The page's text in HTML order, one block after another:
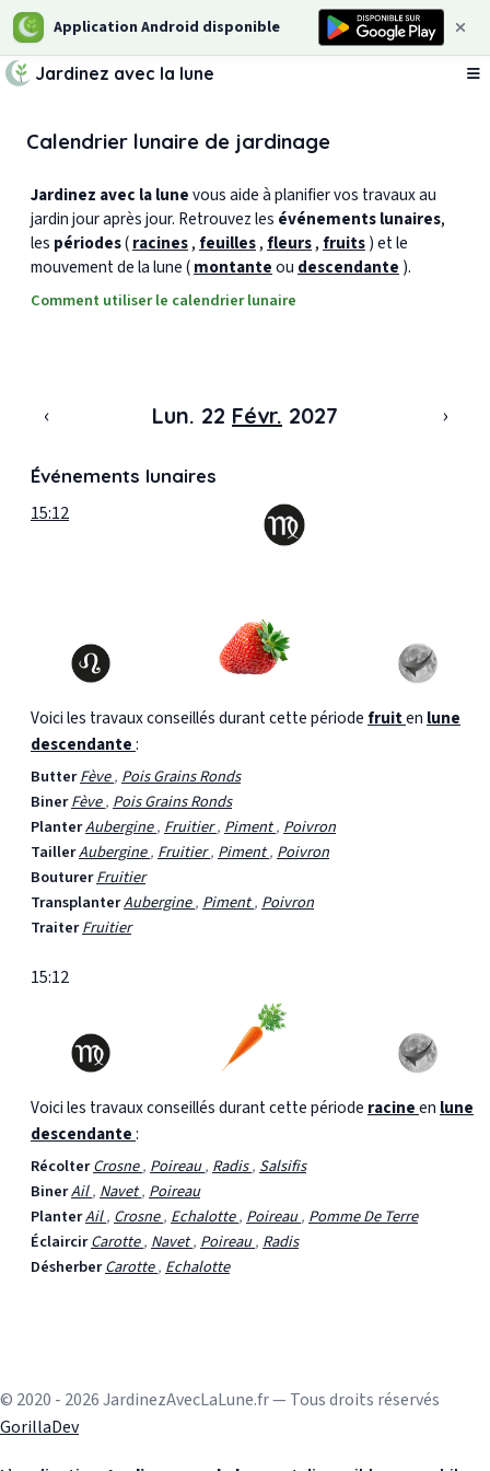
Application Android disponible
Jardinez avec la lune
Calendrier lunaire de jardinage
Jardinez avec la lunevous aide à planifier vos travaux au
jardin jour après jour. Retrouvez les événements lunaires,
les périodes(racines, feuilles, fleurs, fruits) et le
mouvement de la lune (montanteou descendante ).
Comment utiliser le calendrier lunaire
‹ Lun. 22 Févr. 2027 ›
Événements lunaires
15:12
Voici les travaux conseillés durant cette période fruiten lune
descendante:
ButterFève,Pois Grains Ronds
BinerFève,Pois Grains Ronds
PlanterAubergine,Fruitier,Piment,Poivron
TaillerAubergine,Fruitier,Piment,Poivron
BouturerFruitier
TransplanterAubergine,Piment,Poivron
TraiterFruitier
15:12
Voici les travaux conseillés durant cette période racineen lune
descendante:
RécolterCrosne, Poireau, Radis, Salsifis
BinerAil, Navet, Poireau
PlanterAil, Crosne, Echalotte, Poireau, Pomme De Terre
ÉclaircirCarotte, Navet, Poireau, Radis
DésherberCarotte, Echalotte
© 2020 - 2026 JardinezAvecLaLune.fr — Tous droits réservés
GorillaDev